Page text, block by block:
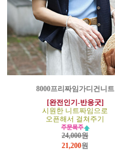
8000프리짜임가디건니트
[완전인기-반응굿]
시원한 니트짜임으로
오픈해서 걸쳐주기
24,000원
21,200원